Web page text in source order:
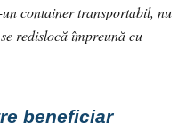
container transportabil, nu
redislocă împreună cu
beneficiar